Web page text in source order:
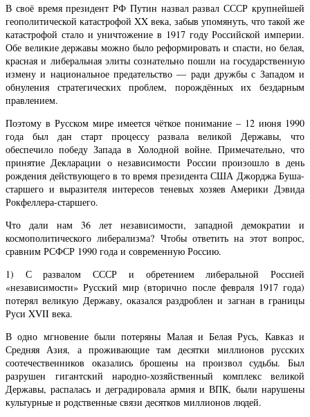
В своё время президент РФ Путин назвал развал СССР крупнейшей
геополитической катастрофой XX века, забыв упомянуть, что такой же
катастрофой стало и уничтожение в 1917 году Российской империи.
Обе великие державы можно было реформировать и спасти, но белая,
красная и либеральная элиты сознательно пошли на государственную
измену и национальное предательство — ради дружбы с Западом и
обнуления стратегических проблем, порождённых их бездарным
правлением.
Поэтому в Русском мире имеется чёткое понимание – 12 июня 1990
года был дан старт процессу развала великой Державы, что
обеспечило победу Запада в Холодной войне. Примечательно, что
принятие Декларации о независимости России произошло в день
рождения действующего в то время президента США Джорджа Буша-
старшего и выразителя интересов теневых хозяев Америки Дэвида
Рокфеллера-старшего.
Что дали нам 36 лет независимости, западной демократии и
космополитического либерализма? Чтобы ответить на этот вопрос,
сравним РСФСР 1990 года и современную Россию.
1) С развалом СССР и обретением либеральной Россией
«независимости» Русский мир (вторично после февраля 1917 года)
потерял великую Державу, оказался раздроблен и загнан в границы
Руси XVII века.
В одно мгновение были потеряны Малая и Белая Русь, Кавказ и
Средняя Азия, а проживающие там десятки миллионов русских
соотечественников оказались брошены на произвол судьбы. Был
разрушен гигантский народно-хозяйственный комплекс великой
Державы, распалась и деградировала армия и ВПК, были нарушены
культурные и родственные связи десятков миллионов людей.